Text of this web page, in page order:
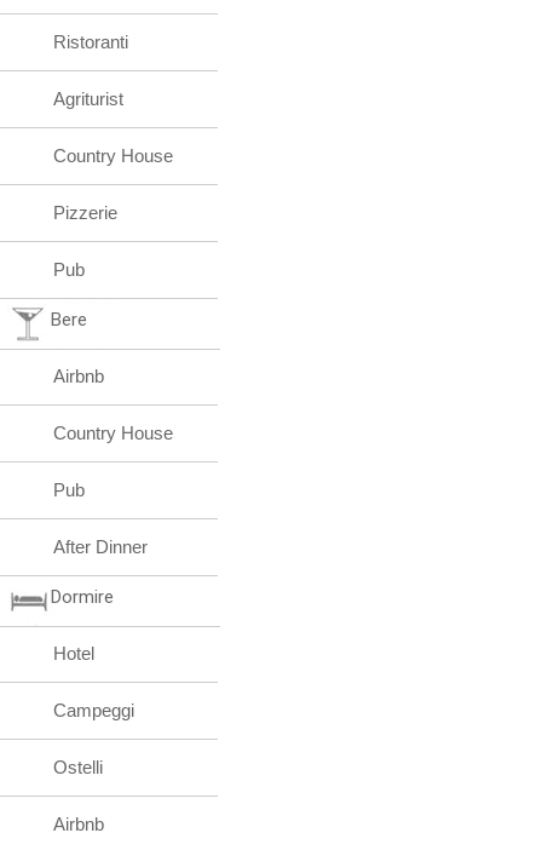
Ristoranti
Agriturist
Country House
Pizzerie
Pub
Bere
Airbnb
Country House
Pub
After Dinner
Dormire
Hotel
Campeggi
Ostelli
Airbnb